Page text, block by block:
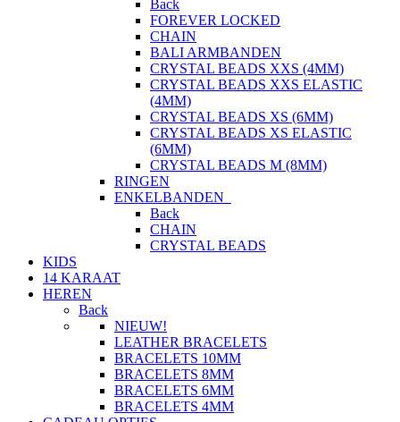
Back
FOREVER LOCKED
CHAIN
BALI ARMBANDEN
CRYSTAL BEADS XXS (4MM)
CRYSTAL BEADS XXS ELASTIC
(4MM)
CRYSTAL BEADS XS (6MM)
CRYSTAL BEADS XS ELASTIC
(6MM)
CRYSTAL BEADS M (8MM)
RINGEN
ENKELBANDEN
Back
CHAIN
CRYSTAL BEADS
KIDS
14 KARAAT
HEREN
Back
NIEUW!
LEATHER BRACELETS
BRACELETS 10MM
BRACELETS 8MM
BRACELETS 6MM
BRACELETS 4MM